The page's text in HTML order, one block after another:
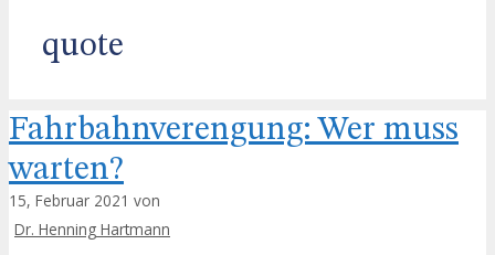
quote
Fahrbahnverengung: Wer muss
warten?
15, Februar 2021 von
Dr. Henning Hartmann